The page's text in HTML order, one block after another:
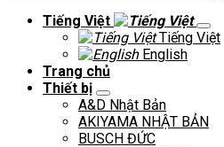
Tiếng Việt
Tiếng Việt
English
Trang chủ
Thiết bị
A&D Nhật Bản
AKIYAMA NHẬT BẢN
BUSCH ĐỨC